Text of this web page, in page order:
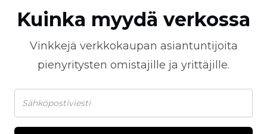
Kuinka myydä verkossa
Vinkkejä verkkokaupan asiantuntijoita
pienyritysten omistajille ja yrittäjille.